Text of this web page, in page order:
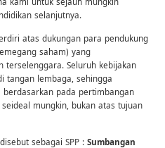
selanjutnya.
atas dukungan para pendukung
saham) yang
terselenggara. Seluruh kebijakan
tangan lembaga, sehingga
pada pertimbangan
mungkin, bukan atas tujuan
sebagai SPP : Sumbangan